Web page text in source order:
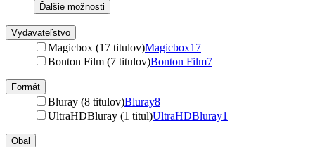
Ďalšie možnosti
Vydavateľstvo
Magicbox (17 titulov)Magicbox17
Bonton Film (7 titulov)Bonton Film7
Formát
Bluray (8 titulov)Bluray8
UltraHDBluray (1 titul)UltraHDBluray1
Obal